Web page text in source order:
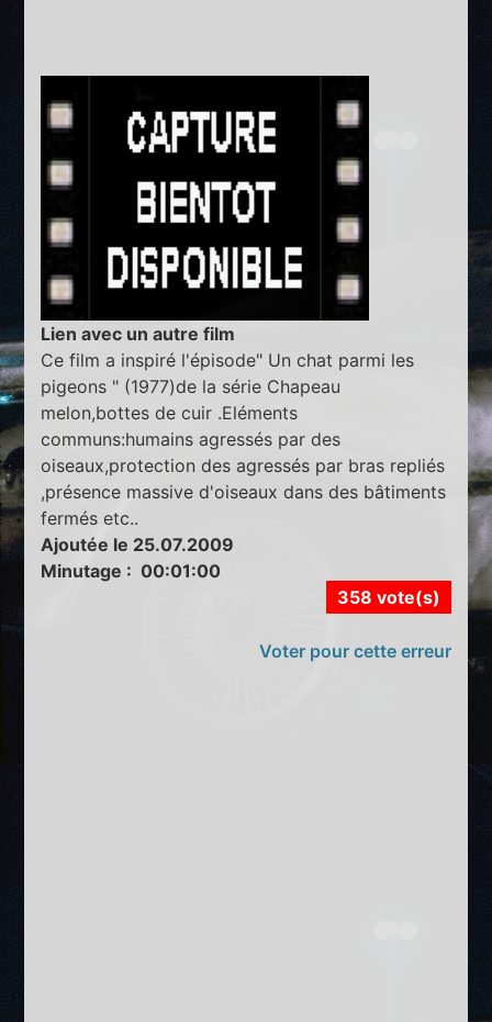
Lien avec un autre film
Ce film a inspiré l'épisode" Un chat parmi les
pigeons " (1977)de la série Chapeau
melon,bottes de cuir .Eléments
communs:humains agressés par des
oiseaux,protection des agressés par bras repliés
,présence massive d'oiseaux dans des bâtiments
fermés etc..
Ajoutée le 25.07.2009
Minutage : 00:01:00
358 vote(s)
Voter pour cette erreur